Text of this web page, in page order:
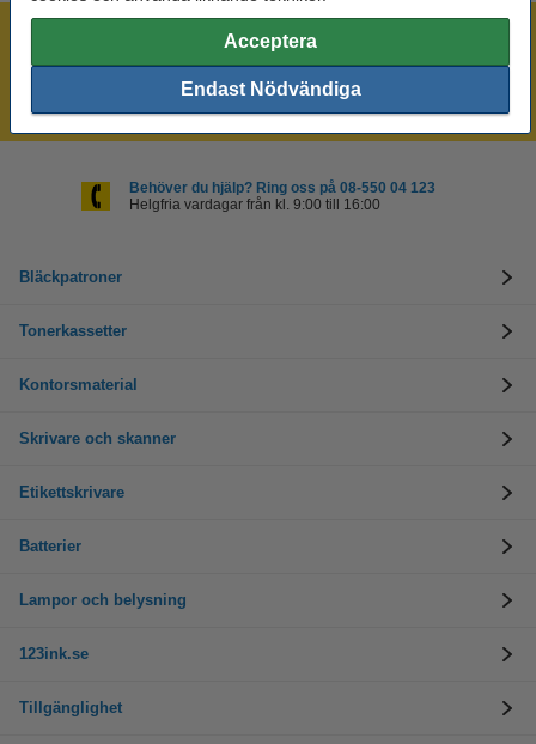
Acceptera
Endast Nödvändiga
Beställ innan 16:00 så skickar vi idag!
Behöver du hjälp? Ring oss på 08-550 04 123
Helgfria vardagar från kl. 9:00 till 16:00
Bläckpatroner
Tonerkassetter
Kontorsmaterial
Skrivare och skanner
Etikettskrivare
Batterier
Lampor och belysning
123ink.se
Tillgänglighet